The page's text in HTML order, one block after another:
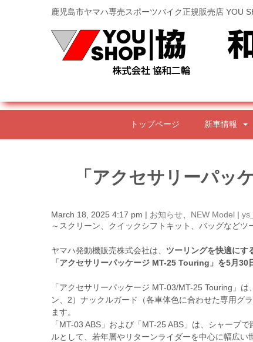
鹿児島市ヤマハ専売スポーツバイク正規販売店 YOU
トップページ 新車情報
「アクセサリーパッ
March 18, 2025 4:17 pm お知らせ、 NEW Model
～スクリーン、クイックシフトキット、バッグなど
ヤマハ発動機販売株式会社は、 ツーリングを快適にす
「アクセサリーパッケージ MT-25 Touring」を5月30
「アクセサリーパッケージ MT-03/MT-25 Touring」
ン、2）ナックルガード（各車体色に合わせた専用グ
ます。
「MT-03 ABS」および「MT-25 ABS」は、シャープ
ルとして、若年層やリターンライダーを中心に幅広